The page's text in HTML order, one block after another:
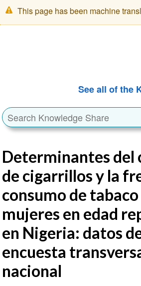
Mensaje
de
This page has been machine
See all of the
Determinantes del
de cigarrillos y la
consumo de
mujeres en edad
en Nigeria: datos
encuesta
nacional